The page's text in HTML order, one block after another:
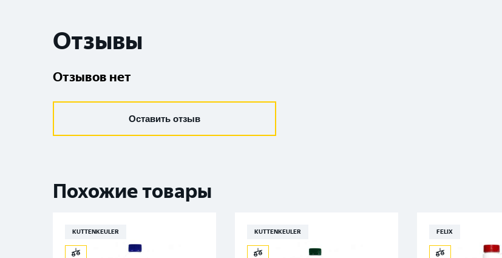
Отзывы
Отзывов нет
Оставить отзыв
Похожие товары
KUTTENKEULER KUTTENKEULER FELIX